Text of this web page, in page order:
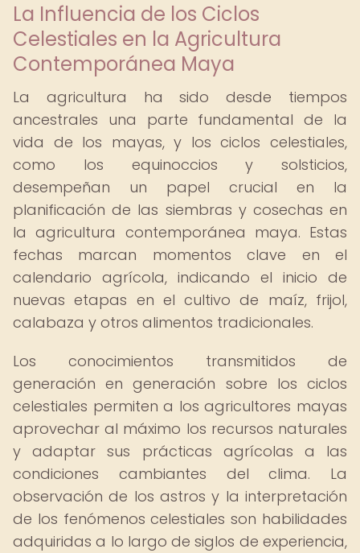
La Influencia de los Ciclos
Celestiales en la Agricultura
Contemporánea Maya
La agricultura ha sido desde tiempos
ancestrales una parte fundamental de la
vida de los mayas, y los ciclos celestiales,
como los equinoccios y solsticios,
desempeñan un papel crucial en la
planificación de las siembras y cosechas en
la agricultura contemporánea maya. Estas
fechas marcan momentos clave en el
calendario agrícola, indicando el inicio de
nuevas etapas en el cultivo de maíz, frijol,
calabaza y otros alimentos tradicionales.
Los conocimientos transmitidos de
generación en generación sobre los ciclos
celestiales permiten a los agricultores mayas
aprovechar al máximo los recursos naturales
y adaptar sus prácticas agrícolas a las
condiciones cambiantes del clima. La
observación de los astros y la interpretación
de los fenómenos celestiales son habilidades
adquiridas a lo largo de siglos de experiencia,